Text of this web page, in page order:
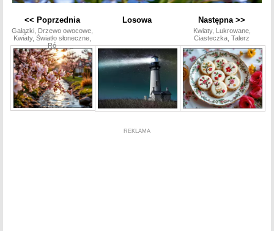
<< Poprzednia
Gałązki, Drzewo owocowe,
Kwiaty, Światło słoneczne,
Ró
Losowa Następna >>
Kwiaty, Lukrowane,
Ciasteczka, Talerz
REKLAMA